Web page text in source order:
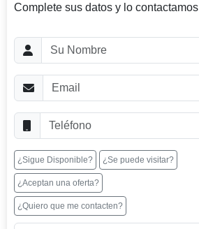
Complete sus datos y lo contactamos
¿Sigue Disponible? ¿Se puede visitar?
¿Aceptan una oferta?
¿Quiero que me contacten?